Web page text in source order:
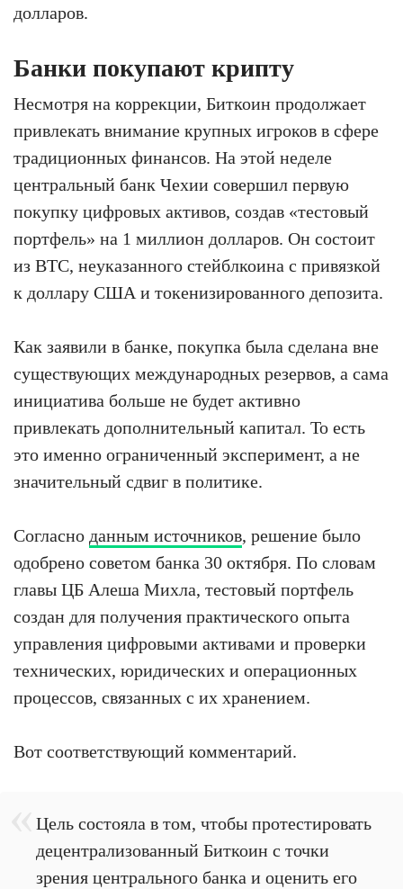
долларов.
Банки покупают крипту
Несмотря на коррекции, Биткоин продолжает
привлекать внимание крупных игроков в сфере
традиционных финансов. На этой неделе
центральный банк Чехии совершил первую
покупку цифровых активов, создав «тестовый
портфель» на 1 миллион долларов. Он состоит
из BTC, неуказанного стейблкоина с привязкой
к доллару США и токенизированного депозита.
Как заявили в банке, покупка была сделана вне
существующих международных резервов, а сама
инициатива больше не будет активно
привлекать дополнительный капитал. То есть
это именно ограниченный эксперимент, а не
значительный сдвиг в политике.
Согласно данным источников, решение было
одобрено советом банка 30 октября. По словам
главы ЦБ Алеша Михла, тестовый портфель
создан для получения практического опыта
управления цифровыми активами и проверки
технических, юридических и операционных
процессов, связанных с их хранением.
Вот соответствующий комментарий.
Цель состояла в том, чтобы протестировать
децентрализованный Биткоин с точки
зрения центрального банка и оценить его